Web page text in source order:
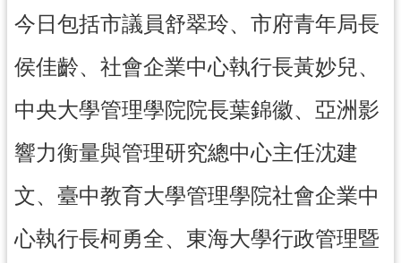
今日包括市議員舒翠玲、市府青年局長
侯佳齡、社會企業中心執行長黃妙兒、
中央大學管理學院院長葉錦徽、亞洲影
響力衡量與管理研究總中心主任沈建
文、臺中教育大學管理學院社會企業中
心執行長柯勇全、東海大學行政管理暨